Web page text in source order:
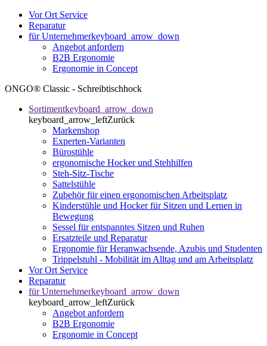
Vor Ort Service
Reparatur
für Unternehmerkeyboard_arrow_down
Angebot anfordern
B2B Ergonomie
Ergonomie in Concept
ONGO® Classic - Schreibtischhock
Sortimentkeyboard_arrow_down
keyboard_arrow_leftZurück
Markenshop
Experten-Varianten
Bürostühle
ergonomische Hocker und Stehhilfen
Steh-Sitz-Tische
Sattelstühle
Zubehör für einen ergonomischen Arbeitsplatz
Kinderstühle und Hocker für Sitzen und Lernen in
Bewegung
Sessel für entspanntes Sitzen und Ruhen
Ersatzteile und Reparatur
Ergonomie für Heranwachsende, Azubis und Studenten
Trippelstuhl - Mobilität im Alltag und am Arbeitsplatz
Vor Ort Service
Reparatur
für Unternehmerkeyboard_arrow_down
keyboard_arrow_leftZurück
Angebot anfordern
B2B Ergonomie
Ergonomie in Concept